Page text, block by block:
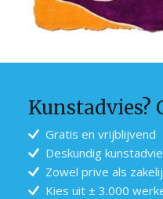
Kunstadvies?
Gratis en vrijblijvend
Deskundig
Zowel prive als
Kies uit ± 3.000